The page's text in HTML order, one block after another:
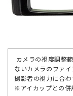
カメラの視度調整
ないカメラのファ
撮影者の視力に合わ
※アイカップとの併